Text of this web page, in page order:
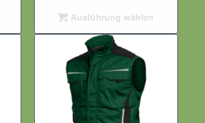
Ausführung wählen